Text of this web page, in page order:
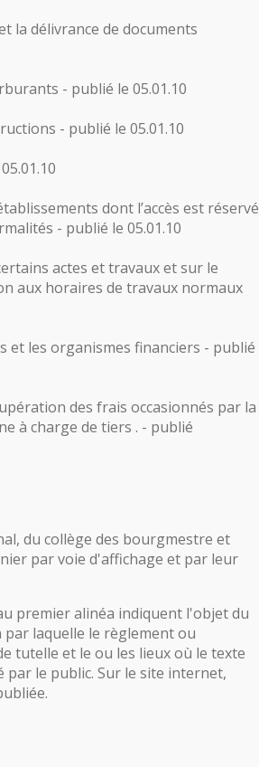
la délivrance de documents
- publié le 05.01.10
- publié le 05.01.10
dont l’accès est réservé
- publié le 05.01.10
actes et travaux et sur le
aux horaires de travaux normaux
et les organismes financiers - publié
des frais occasionnés par la
à charge de tiers . - publié
du collège des bourgmestre et
par voie d'affichage et par leur
premier alinéa indiquent l'objet du
laquelle le règlement ou
tutelle et le ou les lieux où le texte
le public. Sur le site internet,